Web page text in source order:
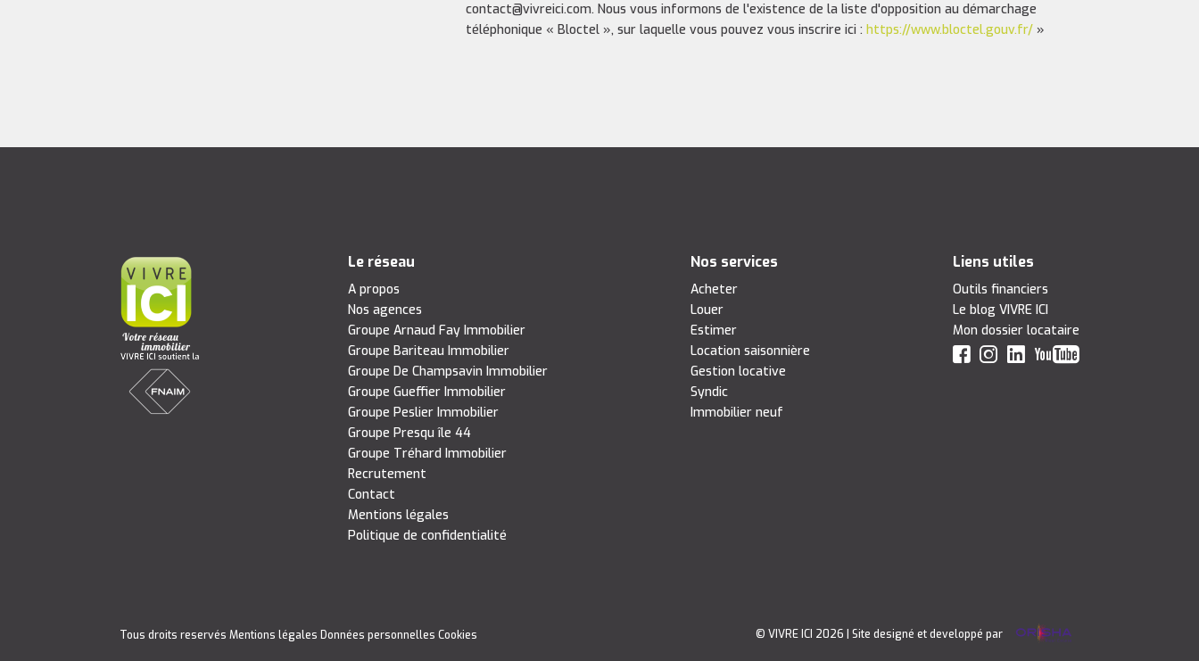
contact@vivreici.com. Nous vous informons de l'existence de la liste d'opposition au démarchage
téléphonique « Bloctel », sur laquelle vous pouvez vous inscrire ici : https://www.bloctel.gouv.fr/»
Le réseau
A propos
Nos agences
Groupe Arnaud Fay Immobilier
Groupe Bariteau Immobilier
Groupe De Champsavin Immobilier
Groupe Gueffier Immobilier
Groupe Peslier Immobilier
Groupe Presqu île 44
Groupe Tréhard Immobilier
Recrutement
Contact
Mentions légales
Politique de confidentialité
Nos services
Acheter
Louer
Estimer
Location saisonnière
Gestion locative
Syndic
Immobilier neuf
Liens utiles
Outils financiers
Le blog VIVRE ICI
Mon dossier locataire
Tous droits reservés Mentions légales Données personnelles Cookies © VIVRE ICI 2026 | Site designé et developpé par